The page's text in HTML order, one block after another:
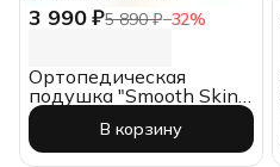
3 990 ₽5 890 ₽−32%
Ортопедическая
подушка "Smooth Skin",
55*30*12.5, розовая,
против морщин, с
эффектом памяти,
В корзину